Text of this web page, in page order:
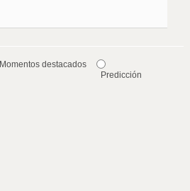
Momentos destacados
Predicción